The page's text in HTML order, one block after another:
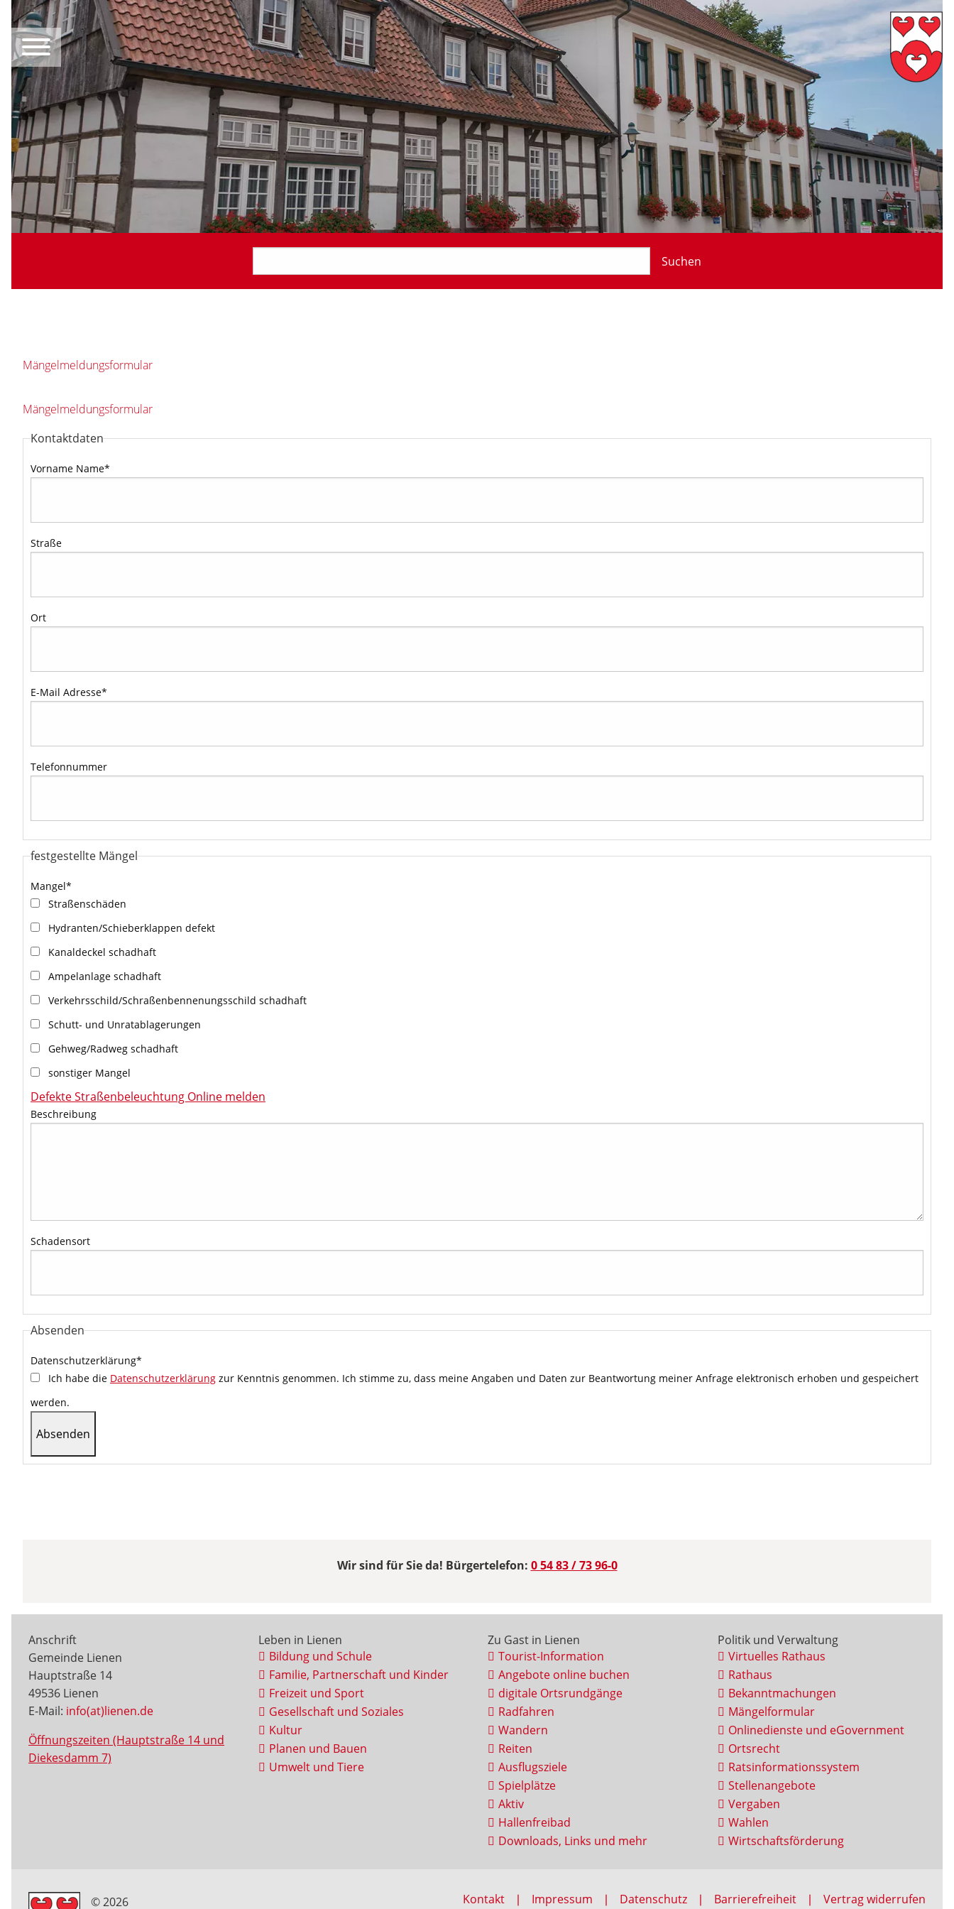
Suchen
Mängelmeldungsformular
Mängelmeldungsformular
Kontaktdaten
Vorname Name*
Straße
Ort
E-Mail Adresse*
Telefonnummer
festgestellte Mängel
Mangel*
Straßenschäden
Hydranten/Schieberklappen defekt
Kanaldeckel schadhaft
Ampelanlage schadhaft
Verkehrsschild/Schraßenbennenungsschild schadhaft
Schutt- und Unratablagerungen
Gehweg/Radweg schadhaft
sonstiger Mangel
Defekte Straßenbeleuchtung Online melden
Beschreibung
Schadensort
Absenden
Datenschutzerklärung*
Ich habe die Datenschutzerklärung zur Kenntnis genommen. Ich stimme zu, dass meine Angaben und Daten zur Beantwortung meiner Anfrage elektronisch erhoben und gespeichert
werden.
Wir sind für Sie da! Bürgertelefon: 0 54 83 / 73 96-0
Anschrift
Gemeinde Lienen
Hauptstraße 14
49536 Lienen
E-Mail: info(at)lienen.de
Öffnungszeiten (Hauptstraße 14 und
Diekesdamm 7)
Leben in Lienen
Bildung und Schule
Familie, Partnerschaft und Kinder
Freizeit und Sport
Gesellschaft und Soziales
Kultur
Planen und Bauen
Umwelt und Tiere
Zu Gast in Lienen
Tourist-Information
Angebote online buchen
digitale Ortsrundgänge
Radfahren
Wandern
Reiten
Ausflugsziele
Spielplätze
Aktiv
Hallenfreibad
Downloads, Links und mehr
Politik und Verwaltung
Virtuelles Rathaus
Rathaus
Bekanntmachungen
Mängelformular
Onlinedienste und eGovernment
Ortsrecht
Ratsinformationssystem
Stellenangebote
Vergaben
Wahlen
Wirtschaftsförderung
© 2026 Kontakt Impressum Datenschutz Barrierefreiheit Vertrag widerrufen